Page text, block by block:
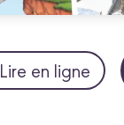
Lire en ligne